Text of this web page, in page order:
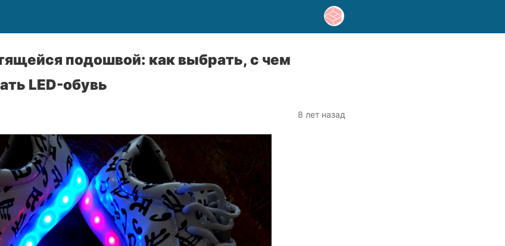
подошвой: как выбрать, с чем
LED-обувь
8 лет назад